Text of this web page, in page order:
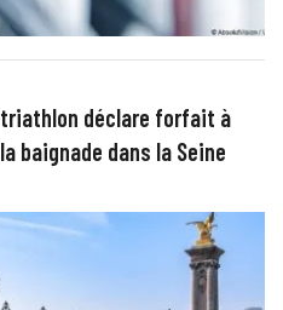
triathlon déclare forfait à
baignade dans la Seine